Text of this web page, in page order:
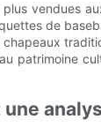
vendues
de
patrimoine